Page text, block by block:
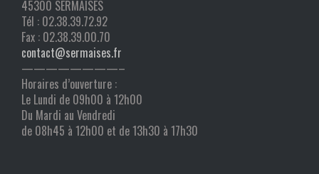
45300 SERMAISES
Tél : 02.38.39.72.92
Fax : 02.38.39.00.70
contact@sermaises.fr
————————–
Horaires d’ouverture :
Le Lundi de 09h00 à 12h00
Du Mardi au Vendredi
de 08h45 à 12h00 et de 13h30 à 17h30